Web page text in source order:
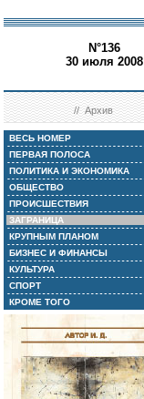
N°136
30 июля 2008
//Архив
ВЕСЬ НОМЕР
ПЕРВАЯ ПОЛОСА
ПОЛИТИКА И ЭКОНОМИКА
ОБЩЕСТВО
ПРОИСШЕСТВИЯ
ЗАГРАНИЦА
КРУПНЫМ ПЛАНОМ
БИЗНЕС И ФИНАНСЫ
КУЛЬТУРА
СПОРТ
КРОМЕ ТОГО